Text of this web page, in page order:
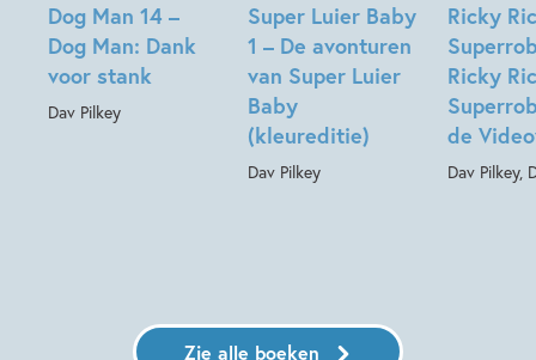
Dog Man 14 –
Dog Man: Dank
voor stank
Dav Pilkey
Super Luier Baby
1 – De avonturen
van Super Luier
Baby
(kleureditie)
Dav Pilkey
Ricky
Ricky
de
Dav Pilkey,
Zie alle boeken